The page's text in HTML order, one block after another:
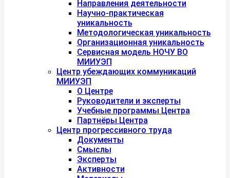
Направления деятельности
Научно-практическая
уникальность
Методологическая уникальность
Организационная уникальность
Сервисная модель НОЧУ ВО
МИИУЭП
Центр убеждающих коммуникаций
МИИУЭП
О Центре
Руководители и эксперты
Учебные программы Центра
Партнёры Центра
Центр прогрессивного труда
Документы
Смыслы
Эксперты
Активности